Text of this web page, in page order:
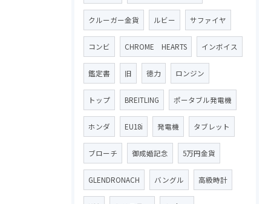
クルーガー金貨 ルビー サファイヤ
コンビ CHROME HEARTS インボイス
鑑定書 旧 徳力 ロンジン
トップ BREITLING ポータブル発電機
ホンダ EU18i 発電機 タブレット
ブローチ 御成婚記念 5万円金貨
GLENDRONACH バングル 高級時計